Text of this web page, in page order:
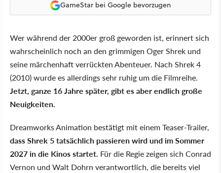
GameStar bei Google bevorzugen
Wer während der 2000er groß geworden ist, erinnert sich
wahrscheinlich noch an den grimmigen Oger Shrek und
seine märchenhaft verrückten Abenteuer. Nach Shrek 4
(2010) wurde es allerdings sehr ruhig um die Filmreihe.
Jetzt, ganze 16 Jahre später, gibt es aber endlich große
Neuigkeiten.
Dreamworks Animation bestätigt mit einem Teaser-Trailer,
dass Shrek 5 tatsächlich passieren wird und im Sommer
2027 in die Kinos startet. Für die Regie zeigen sich Conrad
Vernon und Walt Dohrn verantwortlich, die bereits viel